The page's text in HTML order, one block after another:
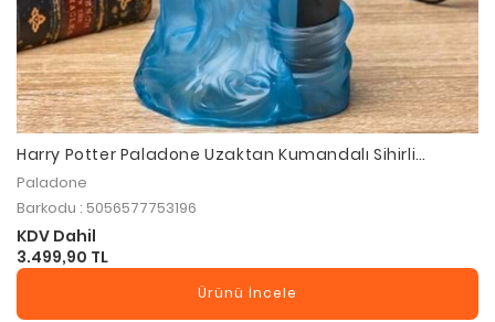
Harry Potter Paladone Uzaktan Kumandalı Sihirli
Değnek Kontrollü Patronus LED Işık
Paladone
Barkodu : 5056577753196
KDV Dahil
3.499,90 TL
Ürünü İncele